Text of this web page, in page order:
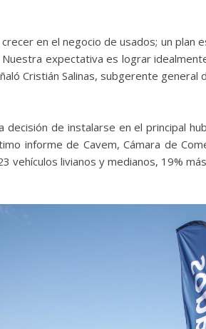
en el negocio de usados; un plan
expectativa es lograr
Cristián Salinas, subgerente general
decisión de instalarse en el principal
informe de Cavem, Cámara de
vehículos livianos y medianos, 19%